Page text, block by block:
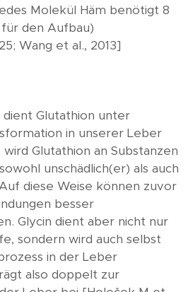
Molekül Häm benötigt 8
den Aufbau)
Wang et al., 2013]
Glutathion unter
in unserer Leber
Glutathion an Substanzen
unschädlich(er) als auch
diese Weise können zuvor
besser
Glycin dient aber nicht nur
sondern wird auch selbst
in der Leber
also doppelt zur